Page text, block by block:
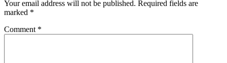
Your email address will not be published. Required fields are
marked *
Comment *